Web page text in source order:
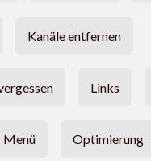
Kanäle entfernen
Links
Menü Optimierung